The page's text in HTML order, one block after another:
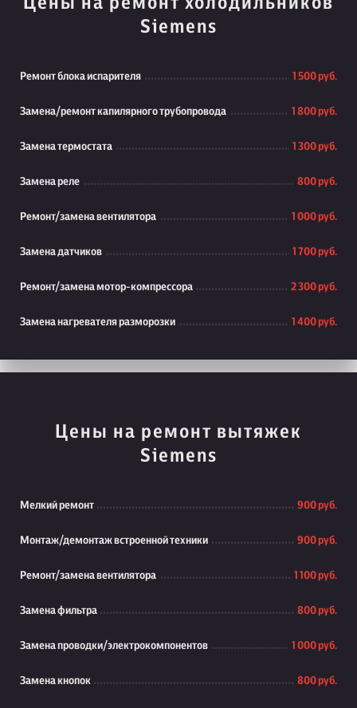
Siemens
Ремонт блока испарителя 1 500 руб.
Замена/ремонт капилярного трубопровода 1 800 руб.
Замена термостата 1 300 руб.
Замена реле 800 руб.
Ремонт/замена вентилятора 1 000 руб.
Замена датчиков 1 700 руб.
Ремонт/замена мотор-компрессора 2 300 руб.
Замена нагревателя разморозки 1 400 руб.
Цены на ремонт вытяжек
Siemens
Мелкий ремонт 900 руб.
Монтаж/демонтаж встроенной техники 900 руб.
Ремонт/замена вентилятора 1 100 руб.
Замена фильтра 800 руб.
Замена проводки/электрокомпонентов 1 000 руб.
Замена кнопок 800 руб.